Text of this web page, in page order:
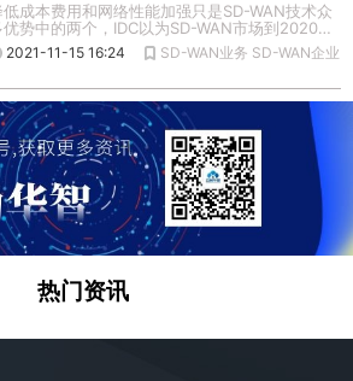
低成本费用和网络性能加强只是SD-WAN技术众
优势中的两个，IDC以为SD-WAN市场到2020年
会到达 […]
2021-11-15 16:24 SD-WAN业务 SD-WAN企业
热门资讯